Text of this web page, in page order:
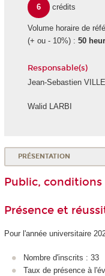
6
crédits
Volume horaire de
(+ ou - 10%) : 50
Responsable(s)
Jean-Sebastien
Walid LARBI
PRÉSENTATION
Public, conditions
Présence et
Pour l'année universitaire
Nombre d'inscrits : 33
Taux de présence à